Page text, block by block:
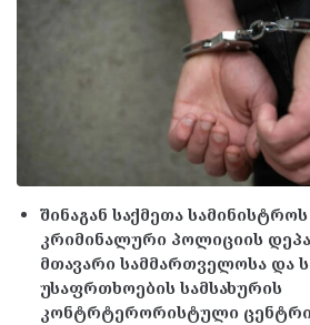
შინაგან საქმეთა
კრიმინალური პოლიციის
მთავარი სამმართველოსა და
უსაფრთხოების სამსახურის
კონტრტერორისტული